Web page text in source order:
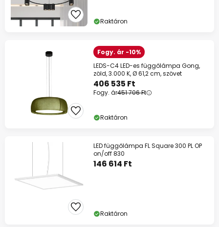
Raktáron
Fogy. ár -10%
LEDS-C4 LED-es függőlámpa Gong,
zöld, 3.000 K, Ø 61,2 cm, szövet
406 535 Ft
Fogy. ár451 706 Ft
Raktáron
LED függőlámpa FL Square 300 PL OP
on/off 830
146 614 Ft
Raktáron